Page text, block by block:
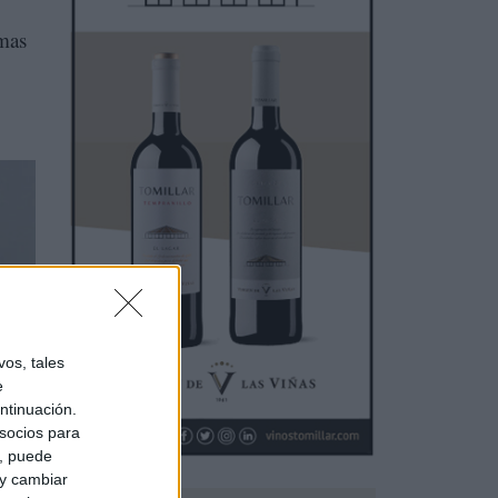
tales
para
puede
cambiar